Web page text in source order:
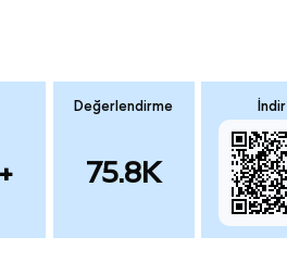
Değerlendirme
75.8K
İndir